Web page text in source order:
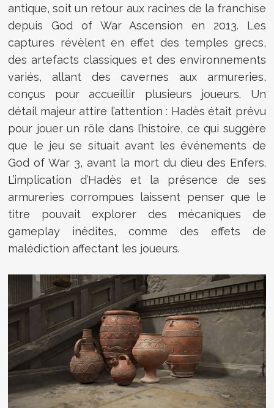
antique, soit un retour aux racines de la franchise
depuis God of War Ascension en 2013. Les
captures révèlent en effet des temples grecs,
des artefacts classiques et des environnements
variés, allant des cavernes aux armureries,
conçus pour accueillir plusieurs joueurs. Un
détail majeur attire l’attention : Hadès était prévu
pour jouer un rôle dans l’histoire, ce qui suggère
que le jeu se situait avant les événements de
God of War 3, avant la mort du dieu des Enfers.
L’implication d’Hadès et la présence de ses
armureries corrompues laissent penser que le
titre pouvait explorer des mécaniques de
gameplay inédites, comme des effets de
malédiction affectant les joueurs.